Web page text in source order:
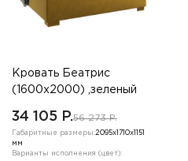
Кровать Беатрис
(1600х2000) ,зеленый
34 105 P.56 273 P.
Габаритные размеры:2095х1710х1151
мм
Варианты исполнения (цвет):